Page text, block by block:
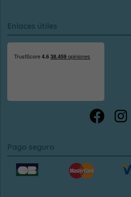
Enlaces útiles
Pago seguro